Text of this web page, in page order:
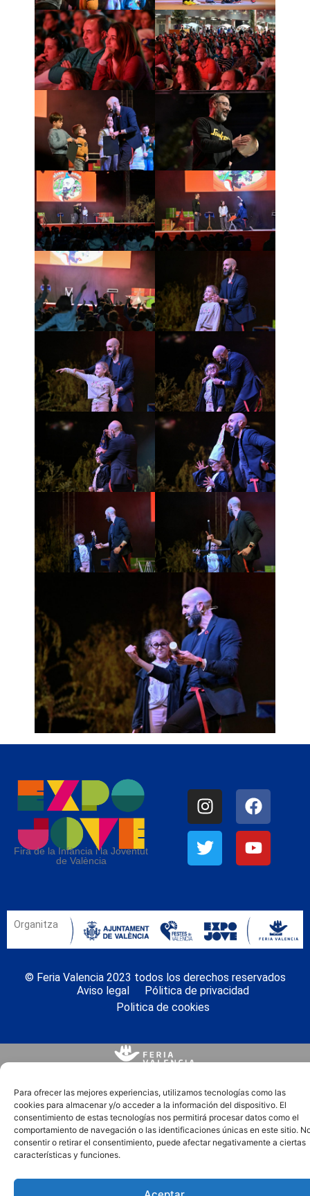
Para ofrecer las mejores experiencias, utilizamos tecnologías como las
cookies para almacenar y/o acceder a la información del dispositivo. El
consentimiento de estas tecnologías nos permitirá procesar datos como el
comportamiento de navegación o las identificaciones únicas en este sitio.
consentir o retirar el consentimiento, puede afectar negativamente a ciertas
características y funciones.
Fira de la Infància i la Joventut
de València
Organitza
© Feria Valencia 2023 todos los derechos reservados
Aviso legal
Pólitica de privacidad
Politica de cookies